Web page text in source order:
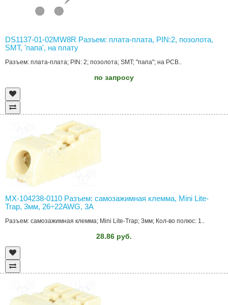
DS1137-01-02MW8R Разъем: плата-плата, PIN:2, позолота,
SMT, 'папа', на плату
Разъем: плата-плата; PIN: 2; позолота; SMT; "папа"; на PCB..
по запросу
MX-104238-0110 Разъем: самозажимная клемма, Mini Lite-
Trap, 3мм, 26÷22AWG, 3А
Разъем: самозажимная клемма; Mini Lite-Trap; 3мм; Кол-во полюс: 1..
28.86 руб.